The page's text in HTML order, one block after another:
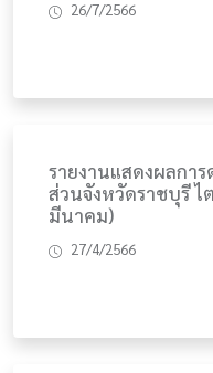
26/7/2566
รายงานแสดงผลกา
ส่วนจังหวัดราชบุรี ไ
มีนาคม)
27/4/2566